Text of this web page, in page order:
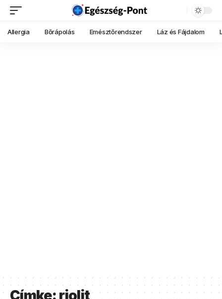
Allergia Bőrápolás Emésztőrendszer Láz és Fájdalom
Címke: riolit